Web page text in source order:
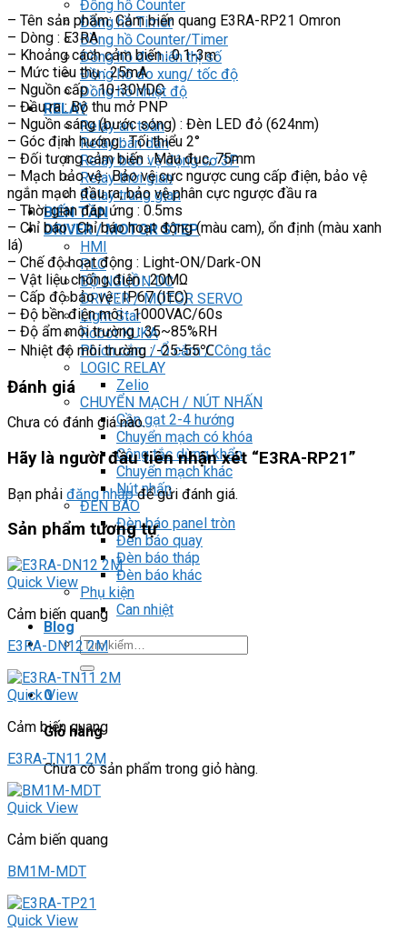
Đồng hồ Counter
Đồng hồ Timer
Đồng hồ Counter/Timer
Đồng hồ đo hiển thị số
Đồng hồ đo xung/ tốc độ
Đồng hồ nhiệt độ
RELAY
Relay an toàn
Relay bán dẫn
Relay bảo vệ động cơ 3P
Relay thời gian
Relay trung gian
BIẾN TẦN
DRIVER / MOTOR STEP
HMI
PLC
BỘ NGUỒN DC
DRIVER / MOTOR SERVO
Light Star
Robot KUKA
Phích cắm / Ổ cắm / Công tắc
LOGIC RELAY
Zelio
CHUYỂN MẠCH / NÚT NHẤN
Cần gạt 2-4 hướng
Chuyển mạch có khóa
Công tắc dừng khẩn
Chuyển mạch khác
Nút nhấn
ĐÈN BÁO
Đèn báo panel tròn
Đèn báo quay
Đèn báo tháp
Đèn báo khác
Phụ kiện
Can nhiệt
Blog
Tìm
kiếm:
0
Giỏ hàng
Chưa có sản phẩm trong giỏ hàng.
– Tên sản phẩm: Cảm biến quang E3RA-RP21 Omron
– Dòng : E3RA
– Khoảng cách cảm biến : 0.1-3m
– Mức tiêu thụ : 25mA
– Nguồn cấp : 10-30VDC
– Đầu ra : Bộ thu mở PNP
– Nguồn sáng (bước sóng) : Đèn LED đỏ (624nm)
– Góc định hướng : Tối thiểu 2°
– Đối tượng cảm biến : Màu đục, 75mm
– Mạch bảo vệ : Bảo vệ cực ngược cung cấp điện, bảo vệ
ngắn mạch đầu ra, bảo vệ phân cực ngược đầu ra
– Thời gian đáp ứng : 0.5ms
– Chỉ báo : Chỉ báo hoạt động (màu cam), ổn định (màu xanh
lá)
– Chế độ hoạt động : Light-ON/Dark-ON
– Vật liệu chống điện : 20MΩ
– Cấp độ bảo vệ : IP67 (IEC)
– Độ bền điện môi : 1000VAC/60s
– Độ ẩm môi trường : 35~85%RH
– Nhiệt độ môi trường : -25-55℃
Đánh giá
Chưa có đánh giá nào.
Hãy là người đầu tiên nhận xét “E3RA-RP21”
Bạn phải đăng nhậpđể gửi đánh giá.
Sản phẩm tương tự
Quick View
Cảm biến quang
E3RA-DN12 2M
Quick View
Cảm biến quang
E3RA-TN11 2M
Quick View
Cảm biến quang
BM1M-MDT
Quick View